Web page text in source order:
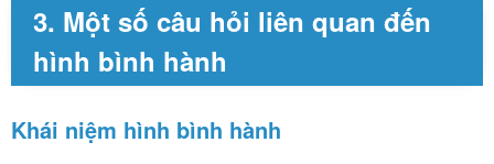
3. Một số câu hỏi liên quan đến
hình bình hành
Khái niệm hình bình hành